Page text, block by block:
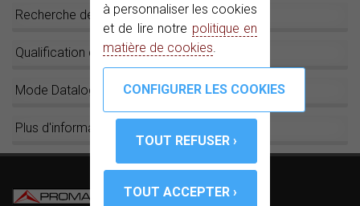
à personnaliser les cookies
et de lire notre politique en
matière de cookies
Recherche de canaux
Qualification du Canal
Mode Datalogger
Plus d'information...